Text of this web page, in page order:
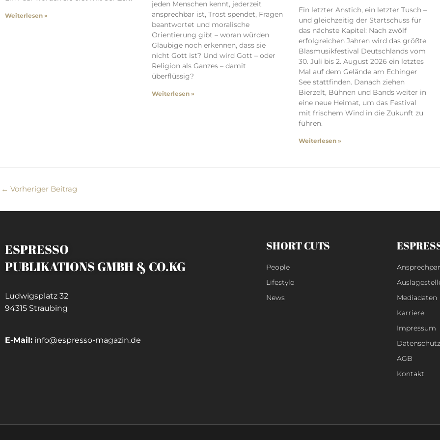
Weiterlesen »
jeden Menschen kennt, jederzeit
ansprechbar ist, Trost spendet, Fragen
beantwortet und moralische
Orientierung gibt – woran würden
Gläubige noch erkennen, dass sie
nicht Gott ist? Und wird Gott – oder
Religion als Ganzes – damit
überflüssig?
Weiterlesen »
Ein letzter Anstich, ein letzter Tusch –
und gleichzeitig der Startschuss für
das nächste Kapitel: Nach zwölf
erfolgreichen Jahren wird das größte
Blasmusikfestival Deutschlands vom
30. Juli bis 2. August 2026 ein letztes
Mal auf dem Gelände am Echinger
See stattfinden. Danach ziehen
Bierzelt, Bühnen und Bands weiter in
eine neue Heimat, um das Festival
mit frischem Wind in die Zukunft zu
führen.
Weiterlesen »
← Vorheriger Beitrag
ESPRESSO
PUBLIKATIONS GMBH & CO.KG
Ludwigsplatz 32
94315 Straubing
E-Mail: info@espresso-magazin.de
SHORT CUTS
People
Lifestyle
News
Mediadaten
Karriere
Impressum
Datenschutz
AGB
Kontakt